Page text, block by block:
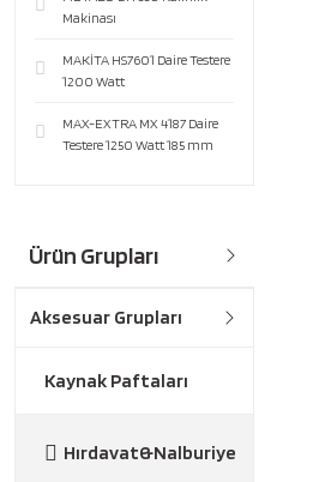
Makinası
MAKİTA HS7601 Daire Testere
1200 Watt
MAX-EXTRA MX 4187 Daire
Testere 1250 Watt 185 mm
Ürün Grupları
Aksesuar Grupları
Kaynak Paftaları
Hırdavat&Nalburiye